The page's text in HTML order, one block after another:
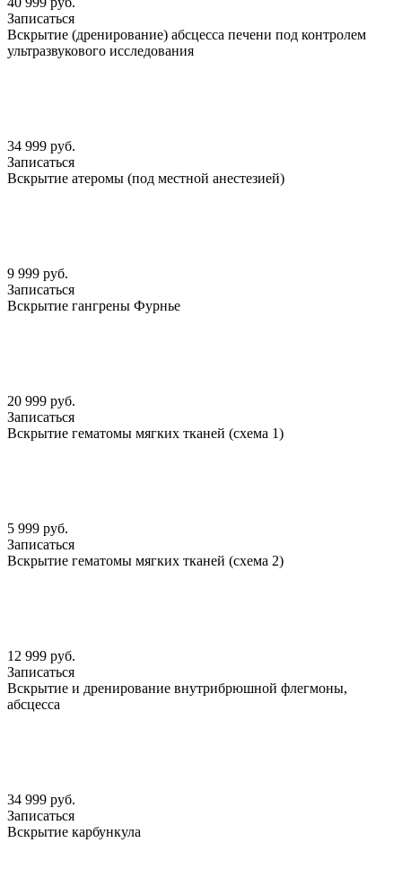
Записаться
Вскрытие (дренирование) абсцесса печени под контролем
ультразвукового исследования
34 999 руб.
Записаться
Вскрытие атеромы (под местной анестезией)
9 999 руб.
Записаться
Вскрытие гангрены Фурнье
20 999 руб.
Записаться
Вскрытие гематомы мягких тканей (схема 1)
5 999 руб.
Записаться
Вскрытие гематомы мягких тканей (схема 2)
12 999 руб.
Записаться
Вскрытие и дренирование внутрибрюшной флегмоны,
абсцесса
34 999 руб.
Записаться
Вскрытие карбункула